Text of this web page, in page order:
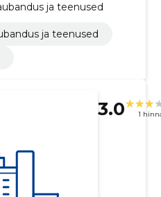
ja teenused
ja teenused
3.0 1